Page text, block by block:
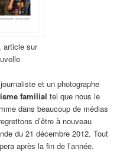
article sur
et un photographe
familialtel que nous le
dans beaucoup de médias
d’être à nouveau
du 21 décembre 2012. Tout
après la fin de l’année.